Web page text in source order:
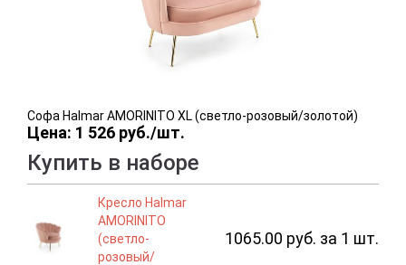
Софа Halmar AMORINITO XL (светло-розовый/золотой)
Цена: 1 526 руб./шт.
Купить в наборе
Кресло Halmar
AMORINITO
(светло-
розовый/
1065.00 руб. за 1 шт.